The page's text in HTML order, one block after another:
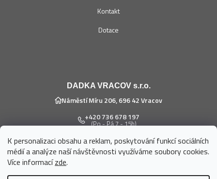
K personalizaci obsahu a reklam, poskytování funkcí sociálních
médií a analýze naší návštěvnosti využíváme soubory cookies.
Více informacízde.
Kontakt
Dotace
DADKA VRACOV s.r.o.
Náměstí Míru 206, 696 42 Vracov
+420 736 678 197
(Po - Pá 7 - 15h)
eshop@dadka.cz